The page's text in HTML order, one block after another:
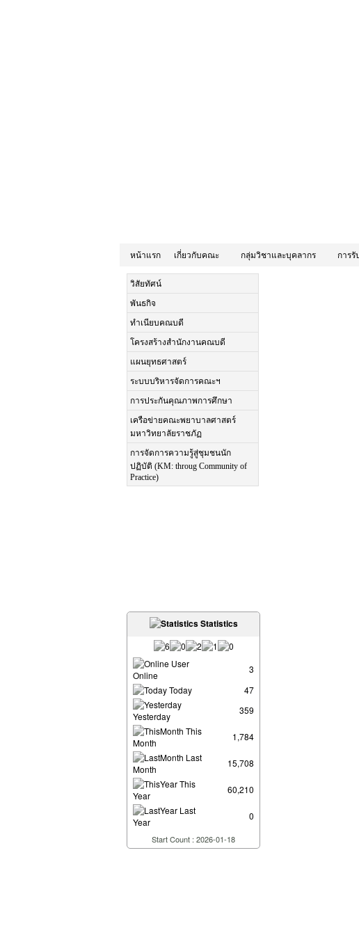
หน้าแรก เกี่ยวกับคณะ กลุ่มวิชาและบุคลากร การ
วิสัยทัศน์
พันธกิจ
ทำเนียบคณบดี
โครงสร้างสำนักงานคณบดี
แผนยุทธศาสตร์
ระบบบริหารจัดการคณะฯ
การประกันคุณภาพการศึกษา
เครือข่ายคณะพยาบาลศาสตร์
มหาวิทยาลัยราชภัฏ
การจัดการความรู้สู่ชุมชนนัก
ปฏิบัติ (KM: throug Community of
Practice)
Statistics
User
Online
3
Today
47
Yesterday
359
This
Month
1,784
Last
Month
15,708
This
Year
60,210
Last
Year
0
Start Count : 2026-01-18